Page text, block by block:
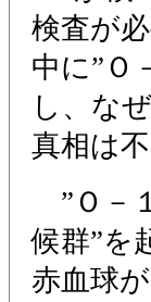
検査が
中に”Ｏ
し、な
真相は不
”Ｏ－
候群”を
赤血球